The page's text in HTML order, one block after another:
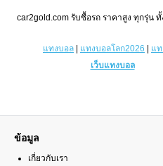
car2gold.com รับซื้อรถ ราคาสูง ทุกรุ่น ทั้
แทงบอล แทงบอลโลก2026
แ
เว็บแทงบอล
ข้อมูล
เกี่ยวกับเรา